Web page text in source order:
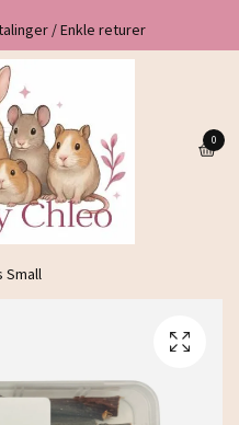
/ Enkle returer
0
Small